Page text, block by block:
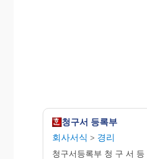
청구서 등록부
회사서식 > 경리
청구서등록부 청 구 서